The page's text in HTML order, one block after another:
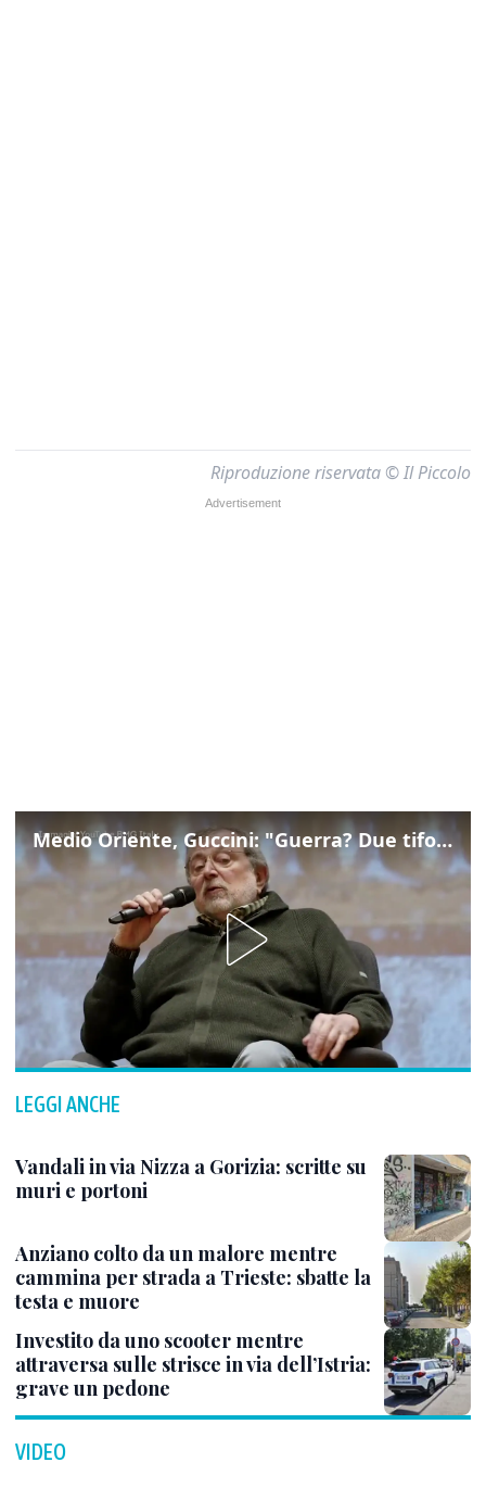
Riproduzione riservata © Il Piccolo
Medio Oriente, Guccini: "Guerra? Due tifoserie che si urlano contro e dimenticano vittime"
LEGGI ANCHE
Vandali in via Nizza a Gorizia: scritte su
muri e portoni
Anziano colto da un malore mentre
cammina per strada a Trieste: sbatte la
testa e muore
Investito da uno scooter mentre
attraversa sulle strisce in via dell’Istria:
grave un pedone
VIDEO